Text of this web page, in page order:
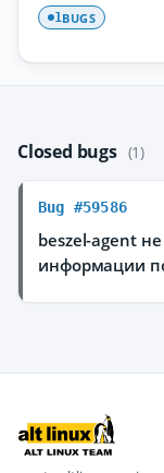
1BUGS
Closed bugs (1)
Bug #59586
beszel-agent
информации